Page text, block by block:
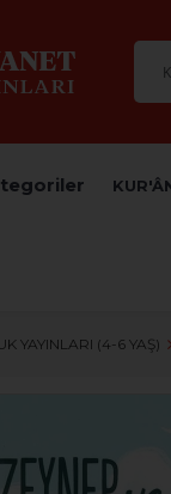
YAYINLARI (4-6 YAŞ)